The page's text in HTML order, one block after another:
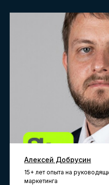
Алексей Добрусин
15+ лет опыта на
маркетинга
Получить консультацию
Расскажем подробно о
обучения и
академии SF
Вас может также